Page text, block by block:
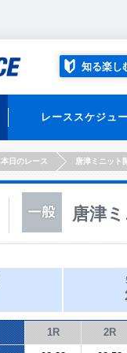
知る楽し
レーススケジュ
本日のレース 唐津ミニット
唐津
1R 2R